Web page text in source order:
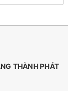
THÀNH PHÁT